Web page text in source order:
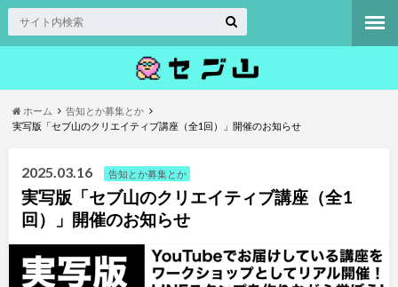
ホーム
告知とか募集とか
実写版「セブ山のクリエイティブ講座（全1回）」開催のお知らせ
2025.03.16 告知とか募集とか
実写版「セブ山のクリエイティブ講座（全1
回）」開催のお知らせ